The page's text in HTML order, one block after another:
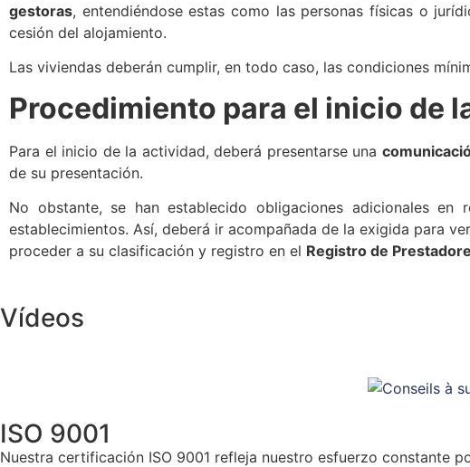
gestoras, entendiéndose estas como las personas físicas o
cesión del alojamiento.
Las viviendas deberán cumplir, en todo caso, las condiciones
Procedimiento para el inicio de
Para el inicio de la actividad, deberá presentarse una
de su presentación.
No obstante, se han establecido obligaciones adicionales
establecimientos. Así, deberá ir acompañada de la exigida para
proceder a su clasificación y registro en el Registro de
Vídeos
ISO 9001
Nuestra certificación ISO 9001 refleja nuestro esfuerzo constante